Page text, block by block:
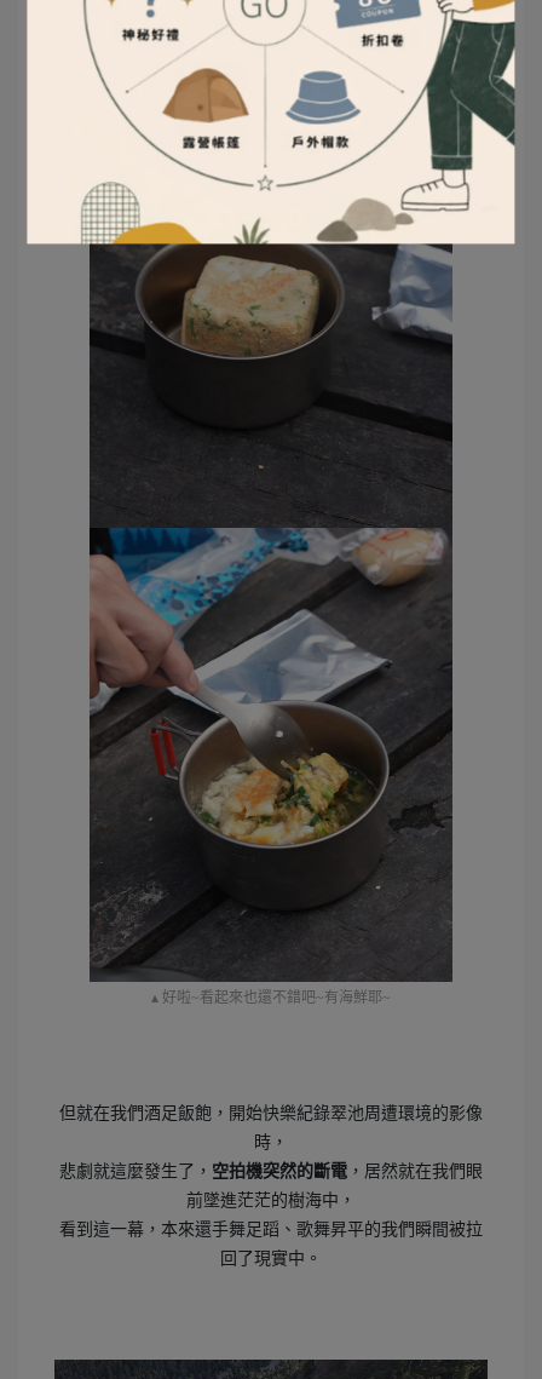
▴ 好啦~看起來也還不錯吧~有海鮮耶~
但就在我們酒足飯飽，開始快樂紀錄翠池周遭環境的影像
時，
悲劇就這麼發生了， 空拍機突然的斷電 ，居然就在我們眼
前墜進茫茫的樹海中，
看到這一幕，本來還手舞足蹈、歌舞昇平的我們瞬間被拉
回了現實中。